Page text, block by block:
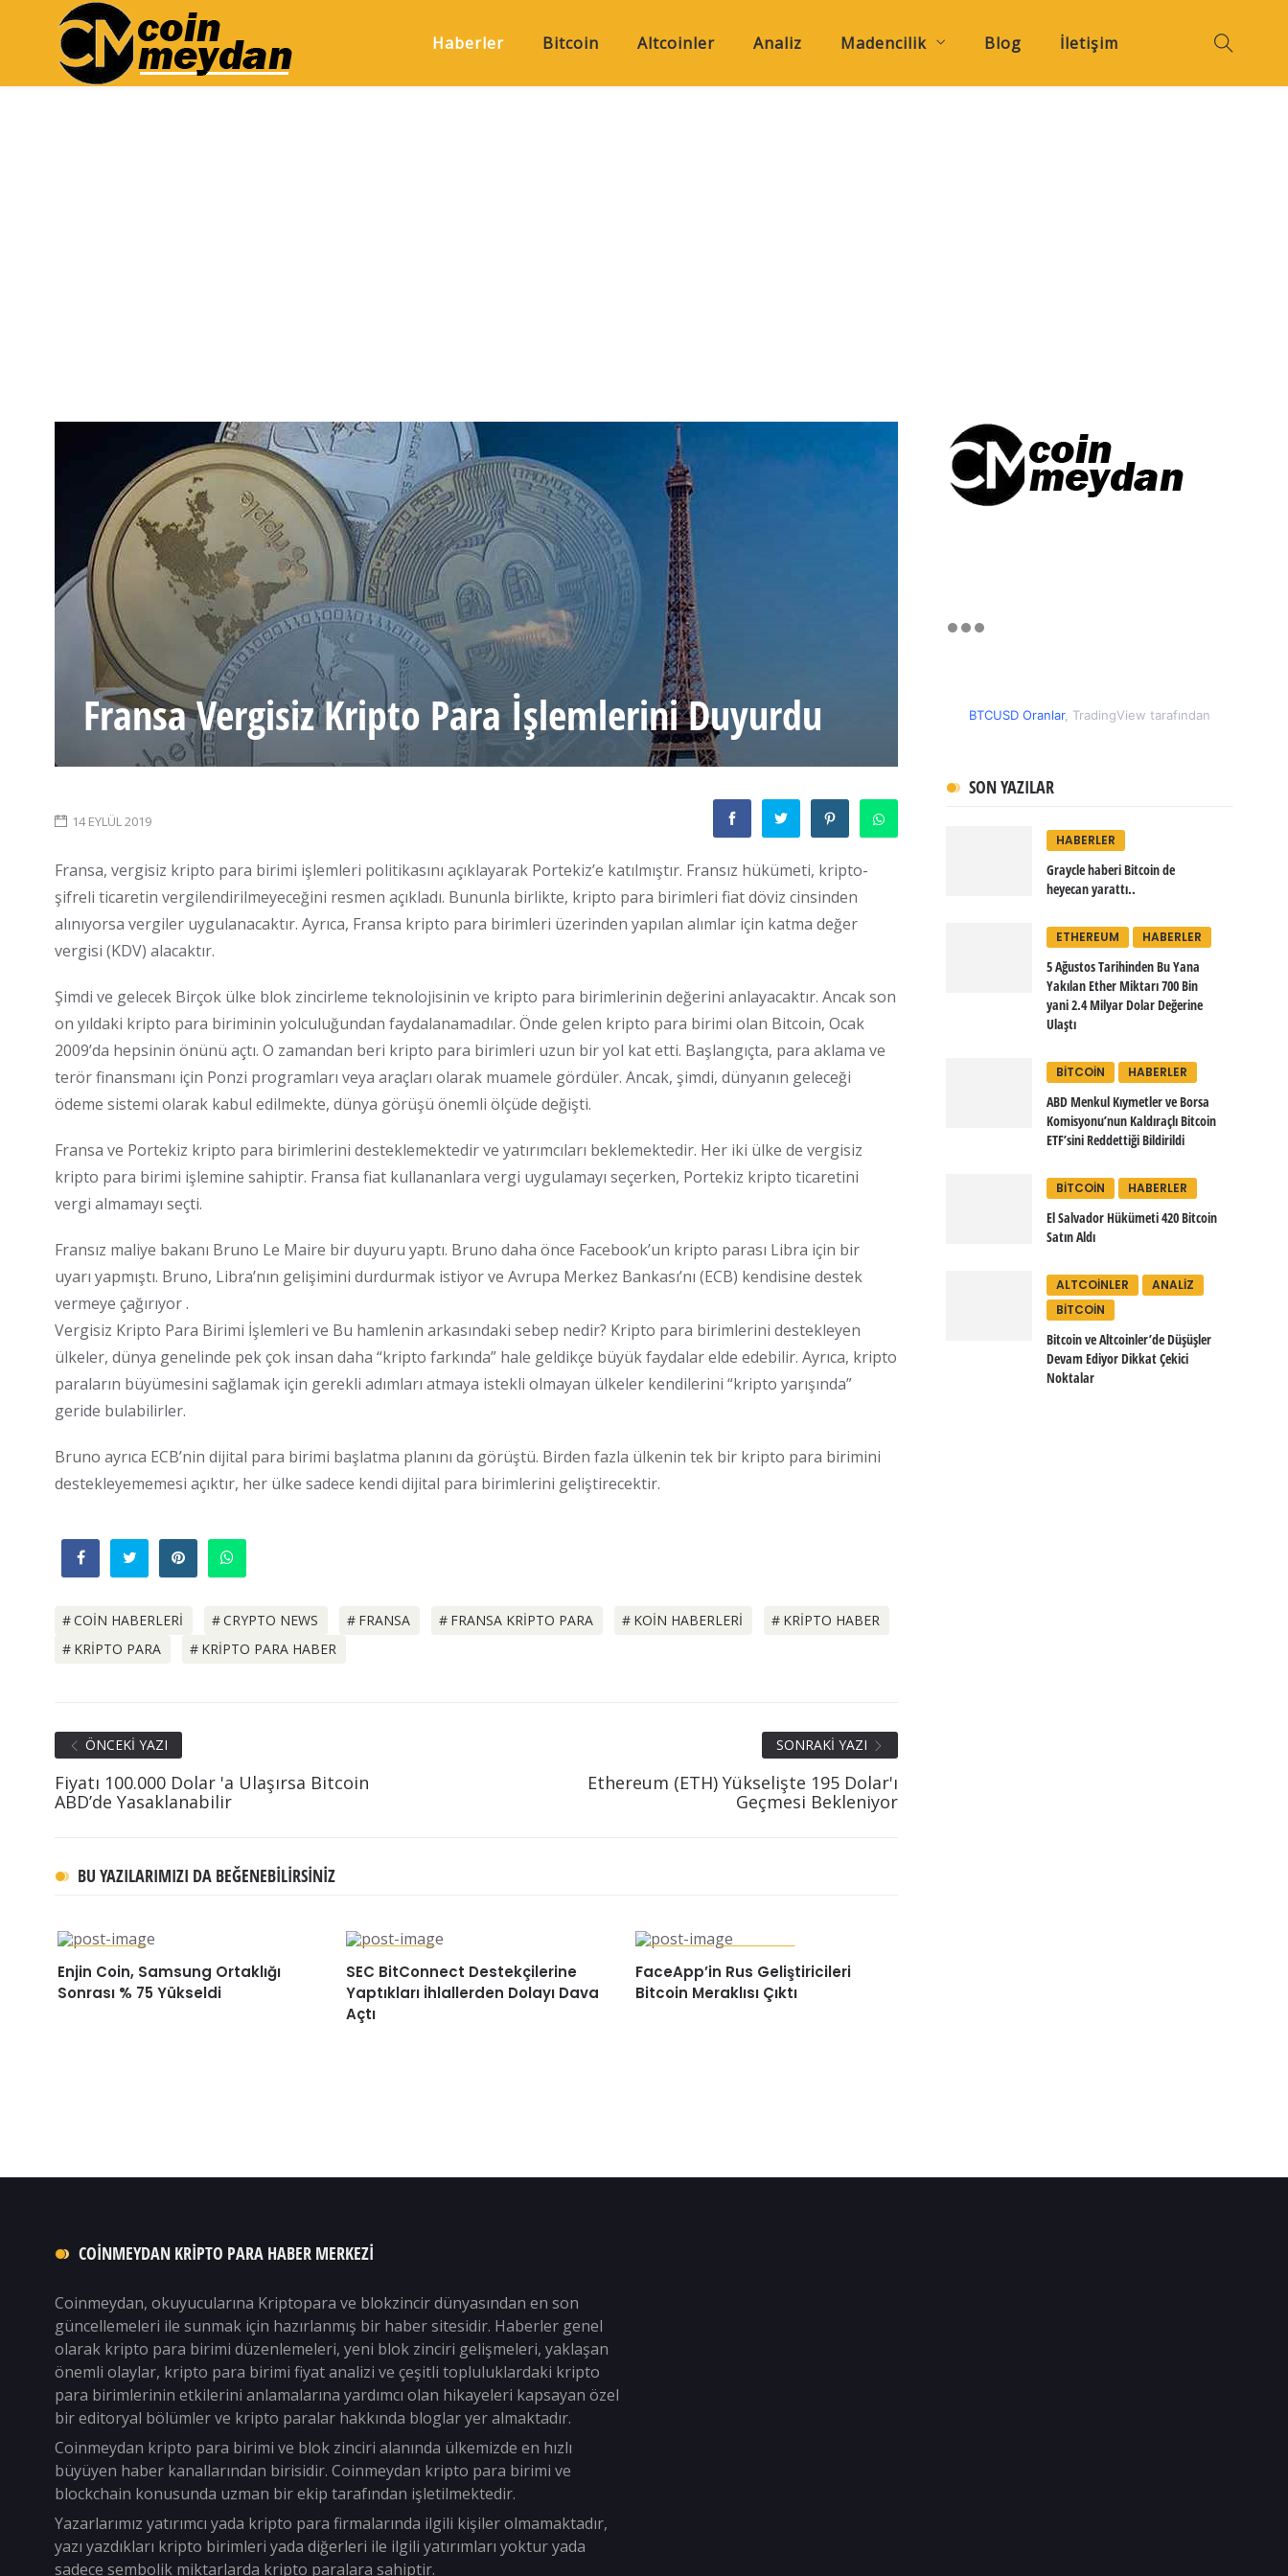
Haberler Bitcoin Altcoinler Analiz Madencilik Blog İletişim
Fransa Vergisiz Kripto Para İşlemlerini Duyurdu
14 EYLÜL 2019
Fransa, vergisiz kripto para birimi işlemleri politikasını açıklayarak Portekiz’e katılmıştır. Fransız hükümeti, kripto-
şifreli ticaretin vergilendirilmeyeceğini resmen açıkladı. Bununla birlikte, kripto para birimleri fiat döviz cinsinden
alınıyorsa vergiler uygulanacaktır. Ayrıca, Fransa kripto para birimleri üzerinden yapılan alımlar için katma değer
vergisi (KDV) alacaktır.
Şimdi ve gelecek Birçok ülke blok zincirleme teknolojisinin ve kripto para birimlerinin değerini anlayacaktır. Ancak son
on yıldaki kripto para biriminin yolculuğundan faydalanamadılar. Önde gelen kripto para birimi olan Bitcoin, Ocak
2009’da hepsinin önünü açtı. O zamandan beri kripto para birimleri uzun bir yol kat etti. Başlangıçta, para aklama ve
terör finansmanı için Ponzi programları veya araçları olarak muamele gördüler. Ancak, şimdi, dünyanın geleceği
ödeme sistemi olarak kabul edilmekte, dünya görüşü önemli ölçüde değişti.
Fransa ve Portekiz kripto para birimlerini desteklemektedir ve yatırımcıları beklemektedir. Her iki ülke de vergisiz
kripto para birimi işlemine sahiptir. Fransa fiat kullananlara vergi uygulamayı seçerken, Portekiz kripto ticaretini
vergi almamayı seçti.
Fransız maliye bakanı Bruno Le Maire bir duyuru yaptı. Bruno daha önce Facebook’un kripto parası Libra için bir
uyarı yapmıştı. Bruno, Libra’nın gelişimini durdurmak istiyor ve Avrupa Merkez Bankası’nı (ECB) kendisine destek
vermeye çağırıyor .
Vergisiz Kripto Para Birimi İşlemleri ve Bu hamlenin arkasındaki sebep nedir? Kripto para birimlerini destekleyen
ülkeler, dünya genelinde pek çok insan daha “kripto farkında” hale geldikçe büyük faydalar elde edebilir. Ayrıca, kripto
paraların büyümesini sağlamak için gerekli adımları atmaya istekli olmayan ülkeler kendilerini “kripto yarışında”
geride bulabilirler.
Bruno ayrıca ECB’nin dijital para birimi başlatma planını da görüştü. Birden fazla ülkenin tek bir kripto para birimini
destekleyememesi açıktır, her ülke sadece kendi dijital para birimlerini geliştirecektir.
COIN HABERLERI CRYPTO NEWS FRANSA FRANSA KRIPTO PARA KOIN HABERLERI
KRIPTO HABER
KRIPTO PARA
KRIPTO PARA HABER
ÖNCEKI YAZI
Fiyatı 100.000 Dolar 'a Ulaşırsa Bitcoin
ABD’de Yasaklanabilir
SONRAKI YAZI
Ethereum (ETH) Yükselişte 195 Dolar'ı
Geçmesi Bekleniyor
BU YAZILARIMIZI DA BEĞENEBILIRSINIZ
Enjin Coin, Samsung Ortaklığı
Sonrası % 75 Yükseldi
SEC BitConnect Destekçilerine
Yaptıkları İhlallerden Dolayı Dava
Açtı
FaceApp’in Rus Geliştiricileri
Bitcoin Meraklısı Çıktı
BTCUSD Oranlar, TradingView tarafından
SON YAZILAR
HABERLER
Graycle haberi Bitcoin de
heyecan yarattı..
ETHEREUM HABERLER
5 Ağustos Tarihinden Bu Yana
Yakılan Ether Miktarı 700 Bin
yani 2.4 Milyar Dolar Değerine
Ulaştı
BITCOIN HABERLER
ABD Menkul Kıymetler ve Borsa
Komisyonu’nun Kaldıraçlı Bitcoin
ETF’sini Reddettiği Bildirildi
BITCOIN HABERLER
El Salvador Hükümeti 420 Bitcoin
Satın Aldı
ALTCOINLER
ANALIZ
BITCOIN
Bitcoin ve Altcoinler’de Düşüşler
Devam Ediyor Dikkat Çekici
Noktalar
COINMEYDAN KRIPTO PARA HABER MERKEZI
Coinmeydan, okuyucularına Kriptopara ve blokzincir dünyasından en son
güncellemeleri ile sunmak için hazırlanmış bir haber sitesidir. Haberler genel
olarak kripto para birimi düzenlemeleri, yeni blok zinciri gelişmeleri, yaklaşan
önemli olaylar, kripto para birimi fiyat analizi ve çeşitli topluluklardaki kripto
para birimlerinin etkilerini anlamalarına yardımcı olan hikayeleri kapsayan özel
bir editoryal bölümler ve kripto paralar hakkında bloglar yer almaktadır.
Coinmeydan kripto para birimi ve blok zinciri alanında ülkemizde en hızlı
büyüyen haber kanallarından birisidir. Coinmeydan kripto para birimi ve
blockchain konusunda uzman bir ekip tarafından işletilmektedir.
Yazarlarımız yatırımcı yada kripto para firmalarında ilgili kişiler olmamaktadır,
yazı yazdıkları kripto birimleri yada diğerleri ile ilgili yatırımları yoktur yada
sadece sembolik miktarlarda kripto paralara sahiptir.